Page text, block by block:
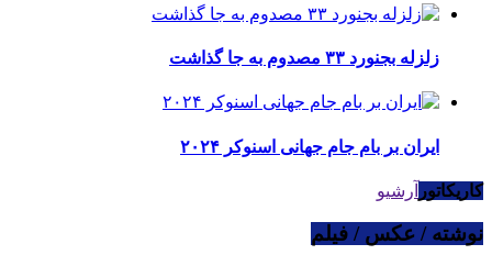
زلزله بجنورد ۳۳ مصدوم به جا گذاشت
ایران بر بام جام جهانی اسنوکر ۲۰۲۴
کاریکاتور آرشیو
نوشته / عکس / فیلم